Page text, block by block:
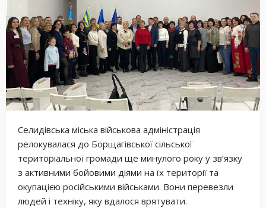
Селидівська міська військова адміністрація
релокувалася до Борщагівської сільської
територіальної громади ще минулого року у зв’язку
з активними бойовими діями на їх території та
окупацією російськими військами. Вони перевезли
людей і техніку, яку вдалося врятувати.